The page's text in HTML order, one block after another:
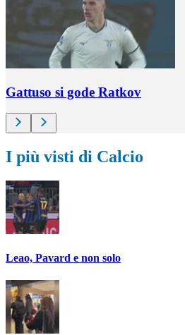
Gattuso si gode Ratkov
I più visti di Calcio
Leao, Pavard e non solo